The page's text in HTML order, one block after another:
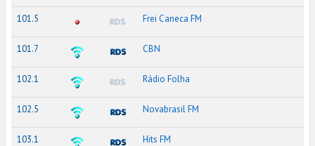
101.5 Frei Caneca FM
101.7 CBN
102.1 Rádio Folha
102.5 Novabrasil FM
103.1 Hits FM